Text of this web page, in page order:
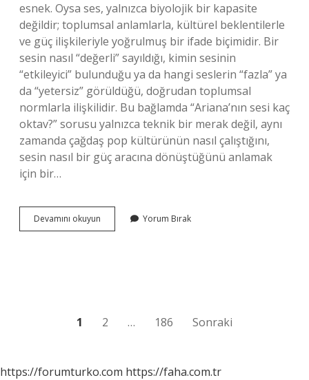
esnek. Oysa ses, yalnızca biyolojik bir kapasite
değildir; toplumsal anlamlarla, kültürel beklentilerle
ve güç ilişkileriyle yoğrulmuş bir ifade biçimidir. Bir
sesin nasıl “değerli” sayıldığı, kimin sesinin
“etkileyici” bulunduğu ya da hangi seslerin “fazla” ya
da “yetersiz” görüldüğü, doğrudan toplumsal
normlarla ilişkilidir. Bu bağlamda “Ariana’nın sesi kaç
oktav?” sorusu yalnızca teknik bir merak değil, aynı
zamanda çağdaş pop kültürünün nasıl çalıştığını,
sesin nasıl bir güç aracına dönüştüğünü anlamak
için bir…
Devamını okuyun Ariana’nın
sesi
Yorum Bırak
1 2 … 186 Sonraki
https://forumturko.com https://faha.com.tr